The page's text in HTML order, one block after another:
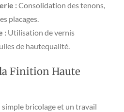
:Consolidation des tenons,
placages.
: Utilisation de vernis
de hautequalité.
Finition Haute
bricolage et un travail